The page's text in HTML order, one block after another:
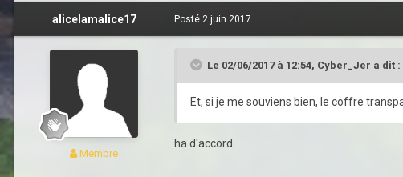
alicelamalice17
Membre
Posté 2 juin 2017
Le 02/06/2017 à 12:54, Cyber_Jer a dit :
Et, si je me souviens bien, le coffre
ha d'accord